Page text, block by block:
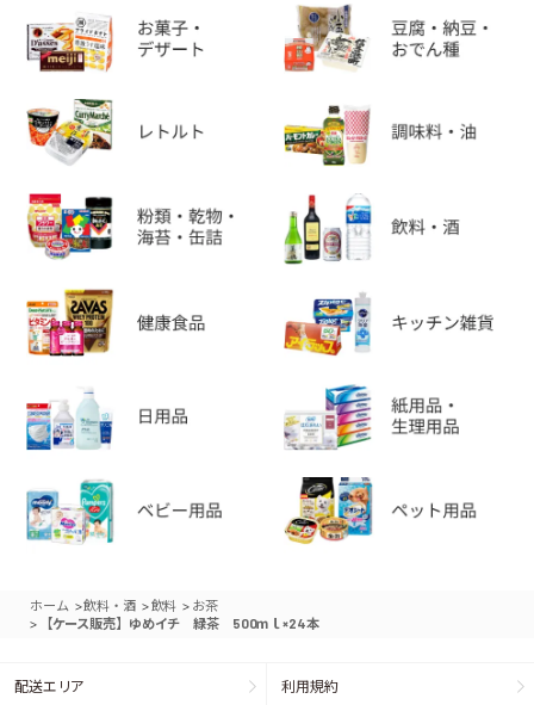
ホーム >飲料・酒 >飲料 > お茶
> 【ケース販売】ゆめイチ 緑茶 500ｍｌ×24本
配送エリア 利用規約